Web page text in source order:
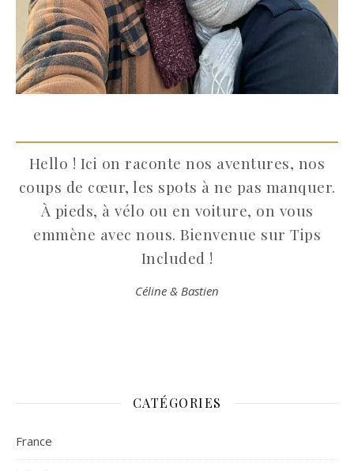
Hello ! Ici on raconte nos aventures, nos
coups de cœur, les spots à ne pas manquer.
À pieds, à vélo ou en voiture, on vous
emmène avec nous. Bienvenue sur Tips
Included !
Céline & Bastien
CATÉGORIES
France